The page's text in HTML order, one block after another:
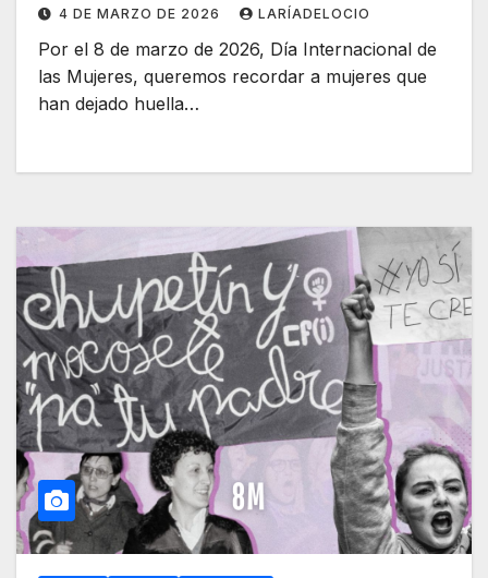
4 DE MARZO DE 2026 LARÍADELOCIO
Por el 8 de marzo de 2026, Día Internacional de
las Mujeres, queremos recordar a mujeres que
han dejado huella…